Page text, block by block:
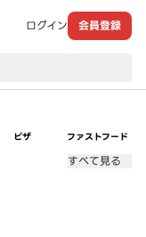
ログイン 会員登録
ピザ ファストフード
すべて見る